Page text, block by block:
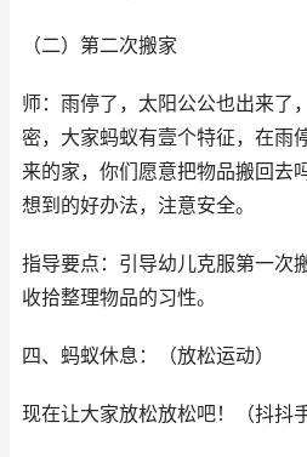
（二）第二次搬家
师：雨停了，太阳公公也出来了
密，大家蚂蚁有壹个特征，在雨
来的家，你们愿意把物品搬回去
想到的好办法，注意安全。
指导要点：引导幼儿克服第一次
收拾整理物品的习性。
四、蚂蚁休息：（放松运动）
现在让大家放松放松吧！（抖抖